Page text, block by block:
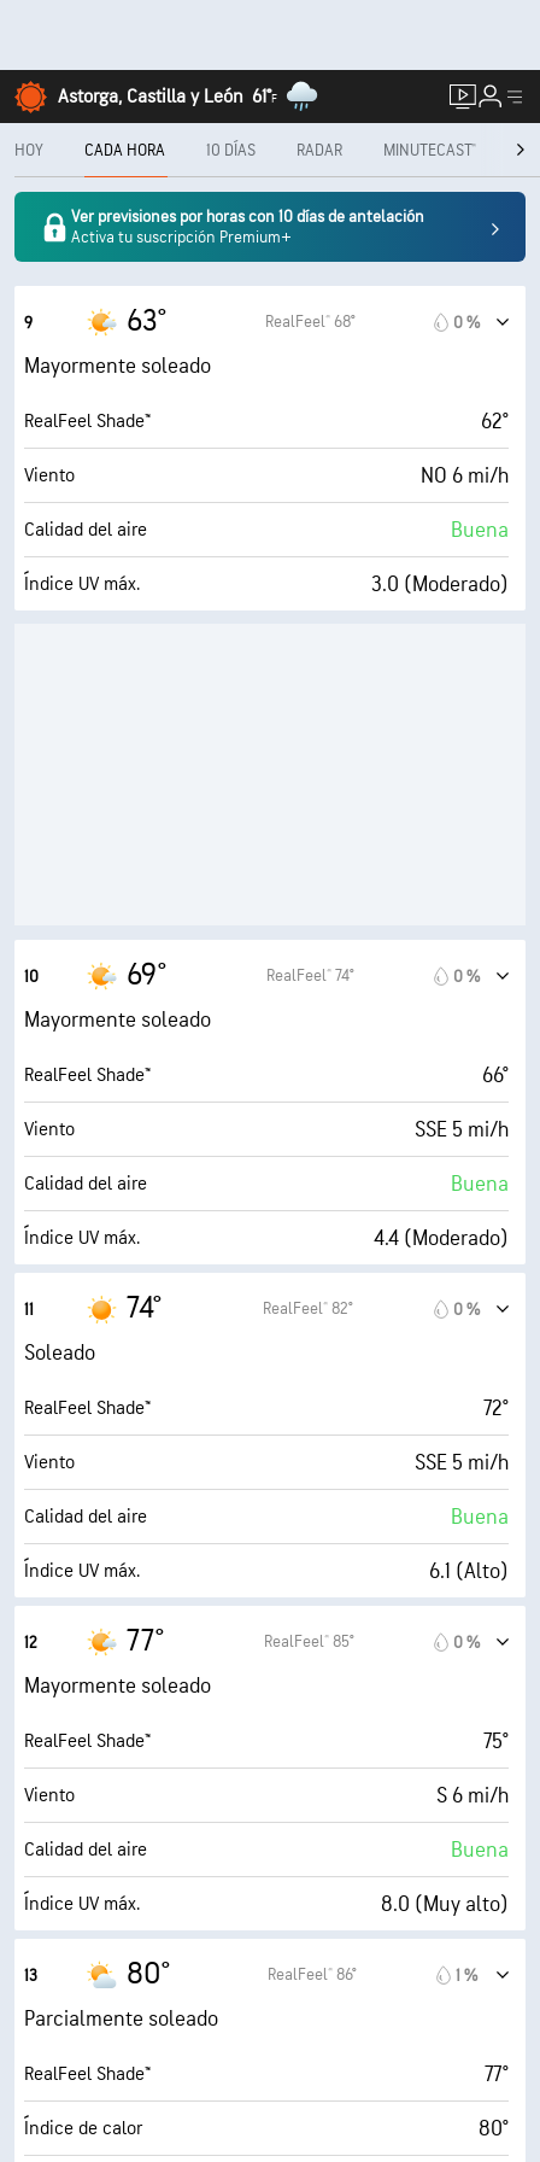
Astorga, Castilla y León 61°F
HOY CADA HORA 10 DÍAS RADAR MINUTECAST®
Ver previsiones por horas con 10 días de antelación
Activa tu suscripción Premium+
9 63° RealFeel® 68° 0 %
Mayormente soleado
RealFeel Shade™ 62°
Viento NO 6 mi/h
Calidad del aire Buena
Índice UV máx. 3.0 (Moderado)
Techo de nubes 30000 ft
10 69° RealFeel® 74° 0 %
Mayormente soleado
RealFeel Shade™ 66°
Viento SSE 5 mi/h
Calidad del aire Buena
Índice UV máx. 4.4 (Moderado)
Humedad
Punto de rocío 54° F
AccuLumen Brightness Index™ 9 (Muy luminoso)
Nubosidad 16 %
Visibilidad 10 mi
11 74° RealFeel® 82° 0 %
Soleado
RealFeel Shade™ 72°
Viento SSE 5 mi/h
Calidad del aire Buena
Índice UV máx. 6.1 (Alto)
Humedad
Punto de rocío 54° F
AccuLumen Brightness Index™ 9 (Muy luminoso)
Nubosidad 7 %
Visibilidad 10 mi
12 77° RealFeel® 85° 0 %
Mayormente soleado
RealFeel Shade™ 75°
Viento S 6 mi/h
Calidad del aire Buena
Índice UV máx. 8.0 (Muy alto)
Humedad
Punto de rocío 54° F
AccuLumen Brightness Index™ 9 (Muy luminoso)
13 80° RealFeel® 86° 1 %
Parcialmente soleado
RealFeel Shade™ 77°
Índice de calor 80°